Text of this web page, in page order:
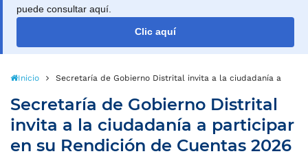
puede consultar aquí.
Clic aquí
Inicio Secretaría de Gobierno Distrital invita a la ciudadanía a
Secretaría de Gobierno Distrital
invita a la ciudadanía a participar
en su Rendición de Cuentas 2026